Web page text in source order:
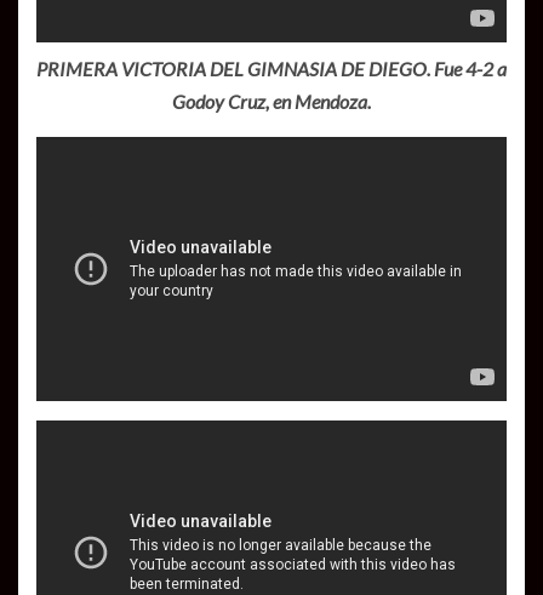
PRIMERA VICTORIA DEL GIMNASIA DE DIEGO. Fue 4-2 a
Godoy Cruz, en Mendoza.